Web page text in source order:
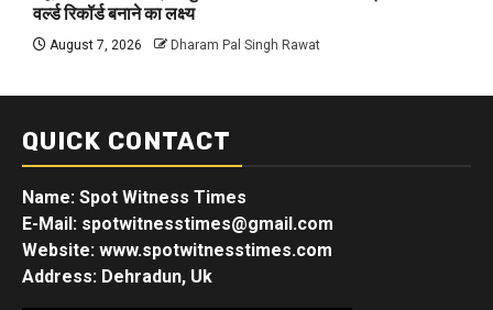
वर्ल्ड रिकॉर्ड बनाने का लक्ष्य
August 7, 2026 Dharam Pal Singh Rawat
QUICK CONTACT
Name: Spot Witness Times
E-Mail: spotwitnesstimes@gmail.com
Website: www.spotwitnesstimes.com
Address: Dehradun, Uk